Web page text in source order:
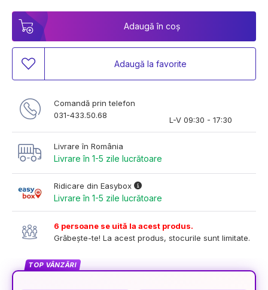
Adaugă în coș
Adaugă la favorite
Comandă prin telefon
031-433.50.68
L-V 09:30 - 17:30
Livrare în România
Livrare în 1-5 zile lucrătoare
Ridicare din Easybox
Livrare în 1-5 zile lucrătoare
6 persoane se uită la acest produs.
Grăbește-te! La acest produs, stocurile sunt limitate.
TOP VÂNZĂRI